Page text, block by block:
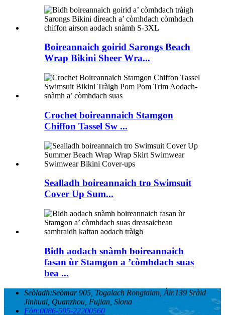
Boireannaich goirid Sarongs Beach
Wrap Bikini Sheer Wra...
Crochet boireannaich Stamgon
Chiffon Tassel Sw ...
Sealladh boireannaich tro Swimsuit
Cover Up Sum...
Bidh aodach snàmh boireannaich
fasan ùr Stamgon a ’còmhdach suas
bea ...
Seòladh:Seòmar 905, Togalach Rongtaian, Àir.139 Sràid
Jinhuai, Quanzhou, Fujian, Sìona
Fòn:0086-595-22200560